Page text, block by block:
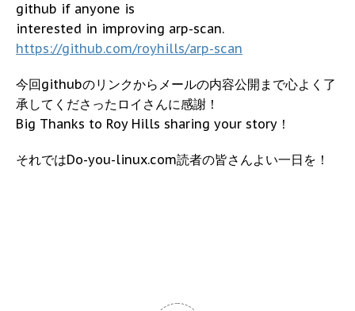
github if anyone is
interested in improving arp-scan.
https://github.com/royhills/arp-scan
今回githubのリンクからメールの内容公開まで心よく了
承してくださったロイさんに感謝！
Big Thanks to Roy Hills sharing your story！
それではDo-you-linux.com読者の皆さんよい一日を！